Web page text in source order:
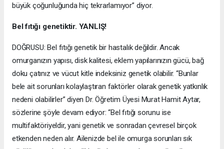
büyük çoğunluğunda hiç tekrarlamıyor” diyor.
Bel fıtığı genetiktir. YANLIŞ!
DOĞRUSU: Bel fıtığı genetik bir hastalık değildir. Ancak
omurganızın yapısı, disk kalitesi, eklem yapılarınızın gücü, bağ
doku çatınız ve vücut kitle indeksiniz genetik olabilir. “Bunlar
bele ait sorunları kolaylaştıran faktörler olarak genetik yatkınlık
nedeni olabilirler” diyen Dr. Öğretim Üyesi Murat Hamit Aytar,
sözlerine şöyle devam ediyor: “Bel fıtığı sorunu ise
multifaktöriyeldir, yani genetik ve sonradan çevresel birçok
etkenden neden alır. Ailenizde bel ile omurga sorunları sık